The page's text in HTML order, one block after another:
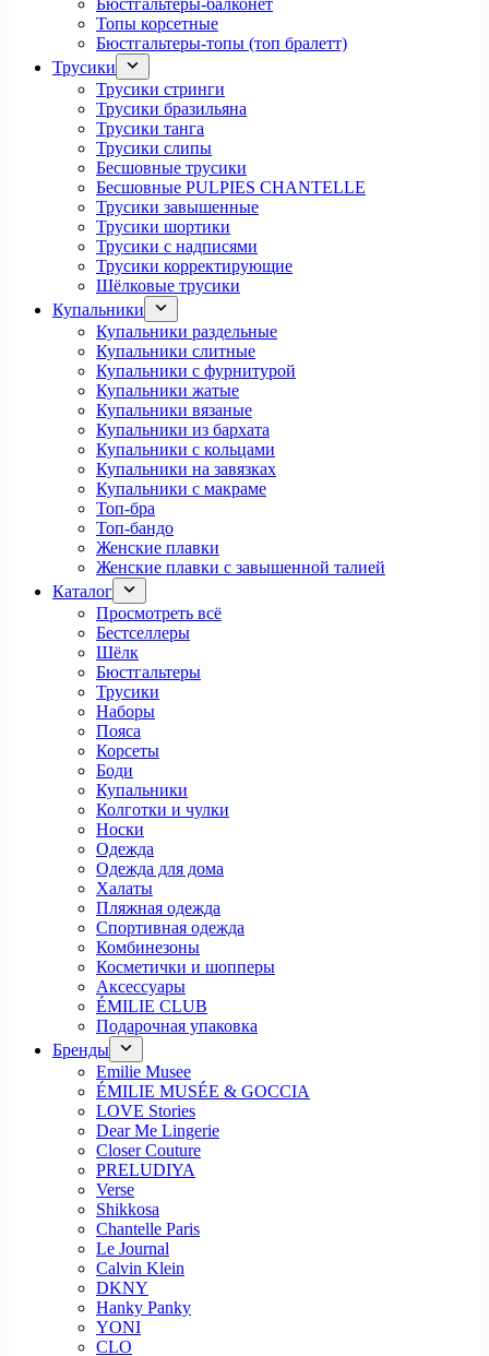
Бюстгальтеры-балконет
Топы корсетные
Бюстгальтеры-топы (топ бралетт)
Трусики
Трусики стринги
Трусики бразильяна
Трусики танга
Трусики слипы
Бесшовные трусики
Бесшовные PULPIES CHANTELLE
Трусики завышенные
Трусики шортики
Трусики с надписями
Трусики корректирующие
Шёлковые трусики
Купальники
Купальники раздельные
Купальники слитные
Купальники с фурнитурой
Купальники жатые
Купальники вязаные
Купальники из бархата
Купальники с кольцами
Купальники на завязках
Купальники с макраме
Топ-бра
Топ-бандо
Женские плавки
Женские плавки с завышенной талией
Каталог
Просмотреть всё
Бестселлеры
Шёлк
Бюстгальтеры
Трусики
Наборы
Пояса
Корсеты
Боди
Купальники
Колготки и чулки
Носки
Одежда
Одежда для дома
Халаты
Пляжная одежда
Спортивная одежда
Комбинезоны
Косметички и шопперы
Аксессуары
ÉMILIE CLUB
Подарочная упаковка
Бренды
Emilie Musee
ÉMILIE MUSÉE & GOCCIA
LOVE Stories
Dear Me Lingerie
Closer Couture
PRELUDIYA
Verse
Shikkosa
Chantelle Paris
Le Journal
Calvin Klein
DKNY
Hanky Panky
YONI
CLO